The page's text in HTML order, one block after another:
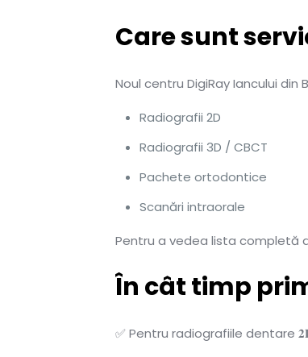
Care sunt
Noul centru DigiRay Iancului
Radiografii 2D
Radiografii 3D / CBCT
Pachete ortodontice
Scanări intraorale
Pentru a vedea lista completă
În cât timp
✅ Pentru radiografiile dentare